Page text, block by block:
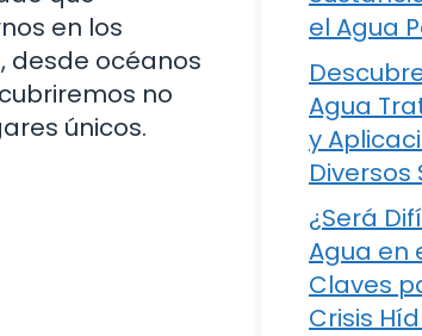
en los
desde océanos
no
únicos.
el Agua
Agua
y
Diversos
¿Será
Agua en
Claves
Crisis